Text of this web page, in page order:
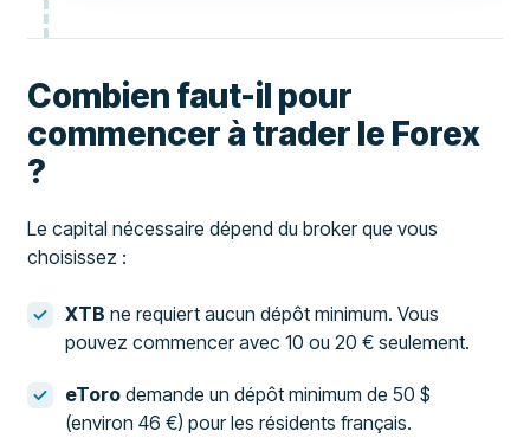
Combien faut-il pour
commencer à trader le Forex
?
Le capital nécessaire dépend du broker que vous
choisissez :
XTB ne requiert aucun dépôt minimum. Vous
pouvez commencer avec 10 ou 20 € seulement.
eToro demande un dépôt minimum de 50 $
(environ 46 €) pour les résidents français.